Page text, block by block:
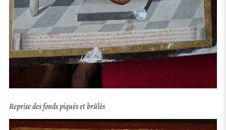
Reprise des fonds piqués et brûlés